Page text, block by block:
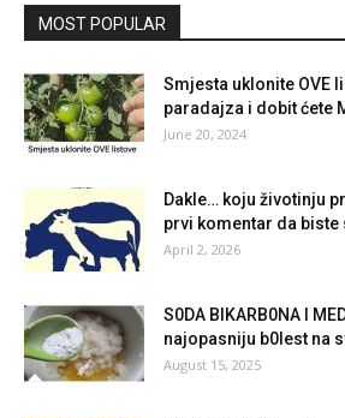
MOST POPULAR
Smjesta uklonite OVE
paradajza i dobit ćete
June 20, 2024
Dakle… koju životinju
prvi komentar da biste
April 2, 2026
S0DA BIKARB0NA I
najopasniju b0lest na
August 15, 2025